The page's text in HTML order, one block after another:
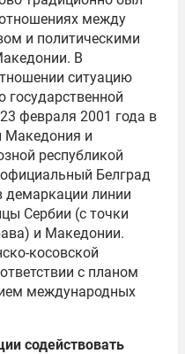
между
и политическими
В
ситуацию
государственной
февраля 2001 года в
Македония и
республикой
Белград
демаркации линии
Сербии (с точки
и Македонии.
косовской
с планом
международных
содействовать